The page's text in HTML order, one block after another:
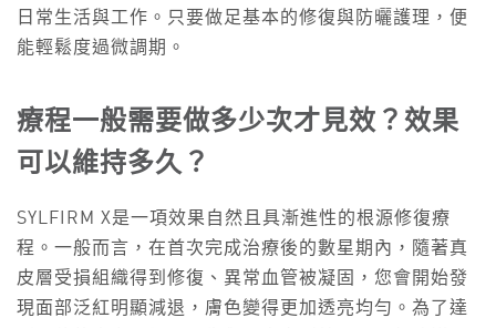
日常生活與工作。只要做足基本的修復與防曬護理，便
能輕鬆度過微調期。
療程一般需要做多少次才見效？效果
可以維持多久？
SYLFIRM X是一項效果自然且具漸進性的根源修復療
程。一般而言，在首次完成治療後的數星期內，隨著真
皮層受損組織得到修復、異常血管被凝固，您會開始發
現面部泛紅明顯減退，膚色變得更加透亮均勻。為了達